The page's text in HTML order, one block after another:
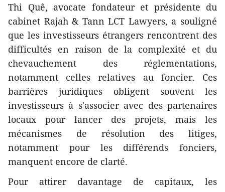
Thi Quê, avocate fondateur et présidente du
cabinet Rajah & Tann LCT Lawyers, a souligné
que les investisseurs étrangers rencontrent des
difficultés en raison de la complexité et du
chevauchement des réglementations,
notamment celles relatives au foncier. Ces
barrières juridiques obligent souvent les
investisseurs à s'associer avec des partenaires
locaux pour lancer des projets, mais les
mécanismes de résolution des litiges,
notamment pour les différends fonciers,
manquent encore de clarté.
Pour attirer davantage de capitaux, les